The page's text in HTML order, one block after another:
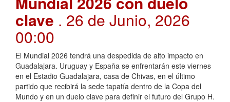
clave . 26 de Junio, 2026
00:00
El Mundial 2026 tendrá una despedida de alto impacto en
Guadalajara. Uruguay y España se enfrentarán este viernes
en el Estadio Guadalajara, casa de Chivas, en el último
partido que recibirá la sede tapatía dentro de la Copa del
Mundo y en un duelo clave para definir el futuro del Grupo H.